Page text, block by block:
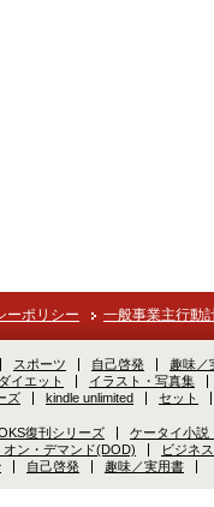
ーポリシー 一般事業主行動
スポーツ 自己啓発 趣味／
イエット イラスト・写真集
ズ
kindle unlimited セット
復刊シリーズ ケータイ小説
オン・デマンド(DOD)
ビジネス
自己啓発 趣味／実用書